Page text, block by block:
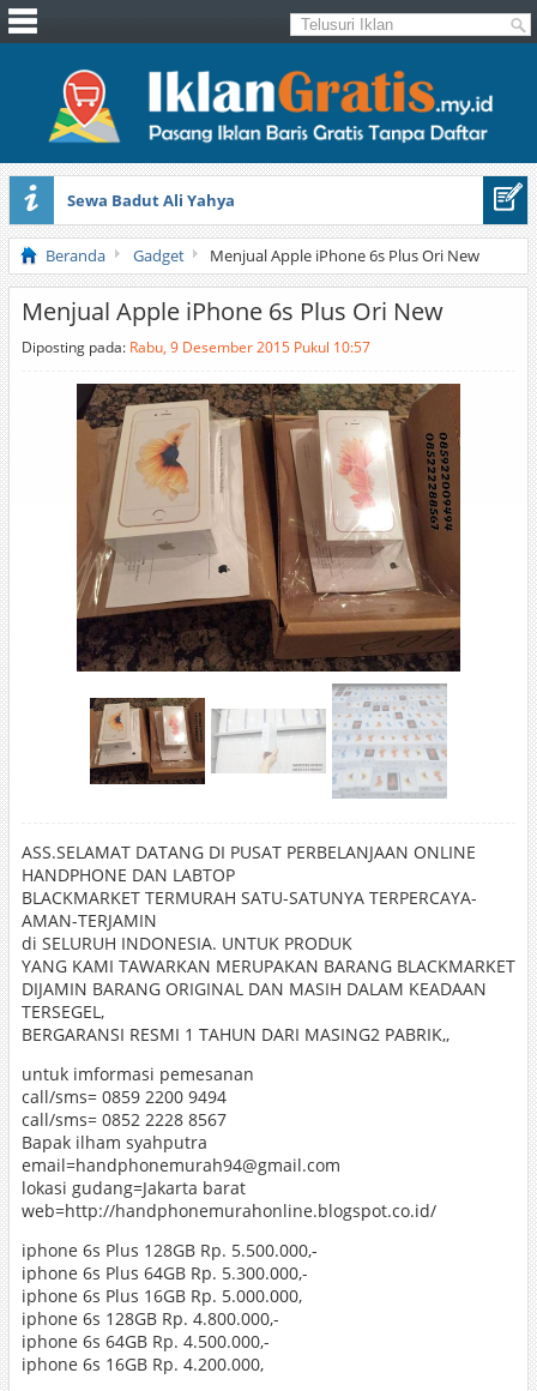
Honda Brio 1.3 E AT CBU 2012 Putih
Beranda
Gadget Menjual Apple iPhone 6s Plus Ori New
Menjual Apple iPhone 6s Plus Ori New
Diposting pada: Rabu, 9 Desember 2015 Pukul 10:57
ASS.SELAMAT DATANG DI PUSAT PERBELANJAAN ONLINE
HANDPHONE DAN LABTOP
BLACKMARKET TERMURAH SATU-SATUNYA TERPERCAYA-
AMAN-TERJAMIN
di SELURUH INDONESIA. UNTUK PRODUK
YANG KAMI TAWARKAN MERUPAKAN BARANG BLACKMARKET
DIJAMIN BARANG ORIGINAL DAN MASIH DALAM KEADAAN
TERSEGEL,
BERGARANSI RESMI 1 TAHUN DARI MASING2 PABRIK,,
untuk imformasi pemesanan
call/sms= 0859 2200 9494
call/sms= 0852 2228 8567
Bapak ilham syahputra
email=handphonemurah94@gmail.com
lokasi gudang=Jakarta barat
web=http://handphonemurahonline.blogspot.co.id/
iphone 6s Plus 128GB Rp. 5.500.000,-
iphone 6s Plus 64GB Rp. 5.300.000,-
iphone 6s Plus 16GB Rp. 5.000.000,
iphone 6s 128GB Rp. 4.800.000,-
iphone 6s 64GB Rp. 4.500.000,-
iphone 6s 16GB Rp. 4.200.000,